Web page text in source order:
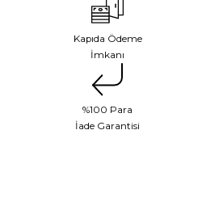
Kapıda Ödeme
İmkanı
%100 Para
İade Garantisi